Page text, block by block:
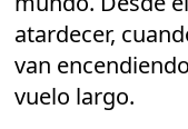
atardecer,
van
vuelo largo.